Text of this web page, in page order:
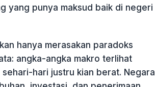
yang punya maksud baik di negeri
hanya merasakan paradoks
angka-angka makro terlihat
hari justru kian berat. Negara